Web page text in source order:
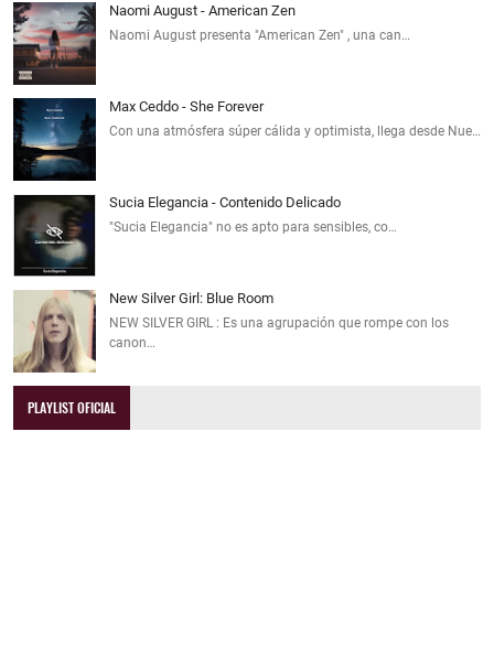
Naomi August - American Zen
Naomi August presenta "American Zen" , una can…
Max Ceddo - She Forever
Con una atmósfera súper cálida y optimista, llega desde Nue…
Sucia Elegancia - Contenido Delicado
"Sucia Elegancia" no es apto para sensibles, co…
New Silver Girl: Blue Room
NEW SILVER GIRL : Es una agrupación que rompe con los
canon…
PLAYLIST OFICIAL